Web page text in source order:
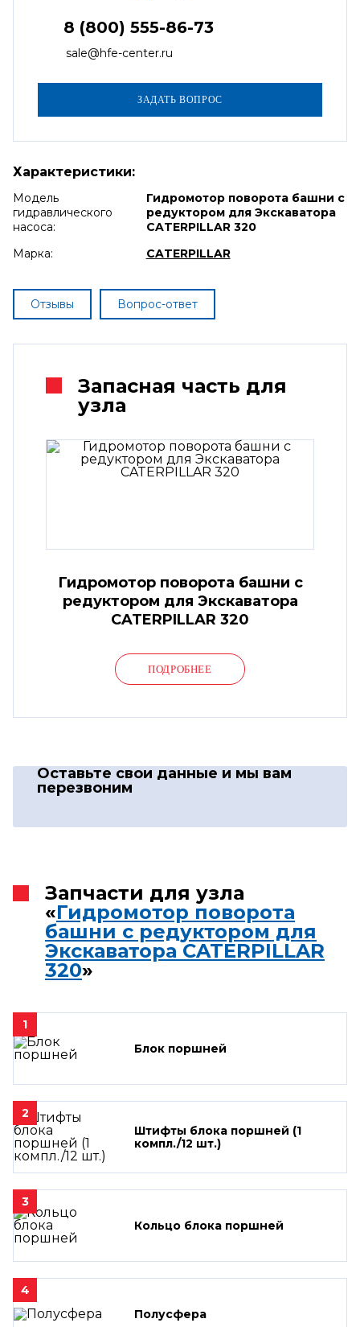
8 (800) 555-86-73
sale@hfe-center.ru
Характеристики:
Модель
гидравлического
насоса:
Гидромотор поворота башни с
редуктором для Экскаватора
CATERPILLAR 320
Марка:
CATERPILLAR
Отзывы Вопрос-ответ
Запасная часть для
узла
Гидромотор поворота башни с
редуктором для Экскаватора
CATERPILLAR 320
ПОДРОБНЕЕ
Оставьте свои данные и мы вам
перезвоним
Запчасти для узла
«Гидромотор поворота
башни с редуктором для
Экскаватора CATERPILLAR
320»
1
Блок поршней
2
Штифты блока поршней (1
компл./12 шт.)
3
Кольцо блока поршней
4
Полусфера